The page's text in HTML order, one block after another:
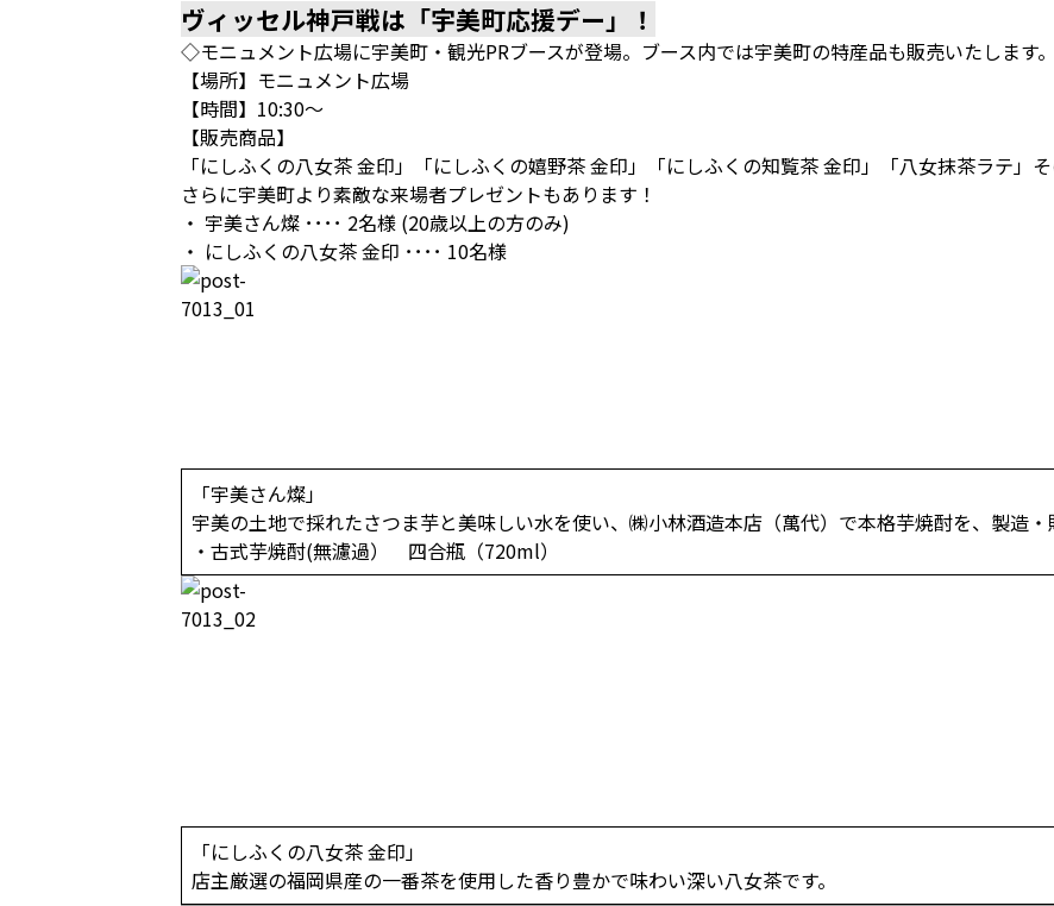
ヴィッセル神戸戦は「宇美町応援デー」！
◇モニュメント広場に宇美町・観光PRブースが登場。ブース内では宇美町の特産品も販売いたします。
【場所】モニュメント広場
【時間】10:30～
【販売商品】
「にしふくの八女茶 金印」「にしふくの嬉野茶 金印」「にしふくの知覧茶 金印」「八女抹茶ラテ」そ
さらに宇美町より素敵な来場者プレゼントもあります！
・ 宇美さん燦 ････ 2名様 (20歳以上の方のみ)
・ にしふくの八女茶 金印 ････ 10名様
「宇美さん燦」
宇美の土地で採れたさつま芋と美味しい水を使い、㈱小林酒造本店（萬代）で本格芋焼酎を、製造・
・古式芋焼酎(無濾過） 四合瓶（720ml）
「にしふくの八女茶 金印」
店主厳選の福岡県産の一番茶を使用した香り豊かで味わい深い八女茶です。